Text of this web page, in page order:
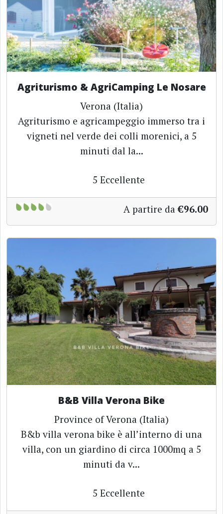
Agriturismo & AgriCamping Le Nosare
Verona (Italia)
Agriturismo e agricampeggio immerso tra i
vigneti nel verde dei colli morenici, a 5
minuti dal la...
5 Eccellente
A partire da €96.00
B&B Villa Verona Bike
Province of Verona (Italia)
B&b villa verona bike è all’interno di una
villa, con un giardino di circa 1000mq a 5
minuti da v...
5 Eccellente